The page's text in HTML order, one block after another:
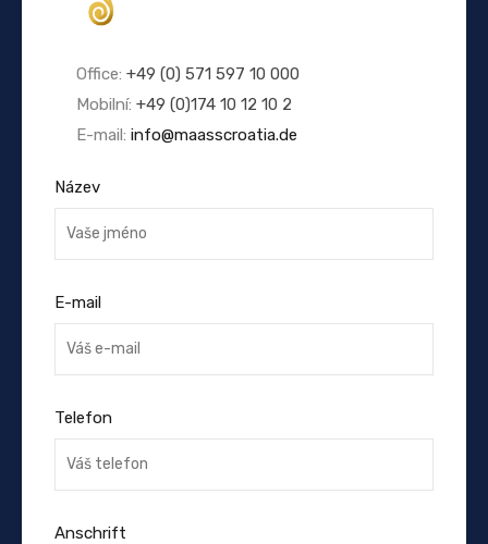
Office: +49 (0) 571 597 10 000
Mobilní: +49 (0)174 10 12 10 2
E-mail: info@maasscroatia.de
Název
E-mail
Telefon
Anschrift